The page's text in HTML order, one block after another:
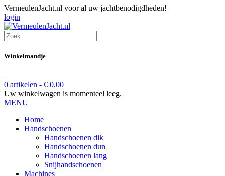
VermeulenJacht.nl voor al uw jachtbenodigdheden!
login
Winkelmandje
0 artikelen - € 0,00
Uw winkelwagen is momenteel leeg.
MENU
Home
Handschoenen
Handschoenen dik
Handschoenen dun
Handschoenen lang
Snijhandschoenen
Machines